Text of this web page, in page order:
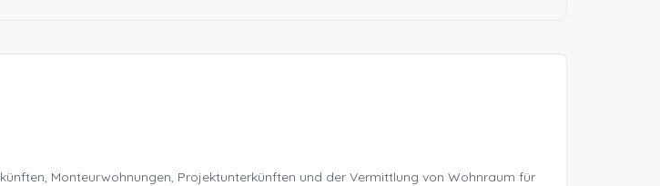
Monteurwohnungen, Projektunterkünften und der Vermittlung von Wohnraum für